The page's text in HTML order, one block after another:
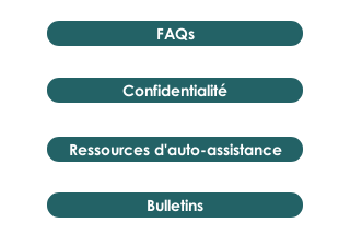
FAQs
Confidentialité
Ressources d'auto-assistance
Bulletins